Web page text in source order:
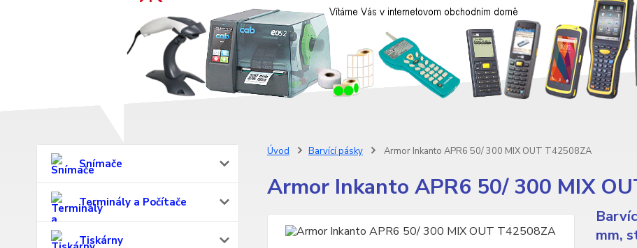
Snímače
Terminály a Počítače
Tiskárny
Úvod Barvící pásky Armor Inkanto APR6 50/ 300 MIX OUT T42508ZA
Armor Inkanto APR6 50/ 300 MIX
mm,